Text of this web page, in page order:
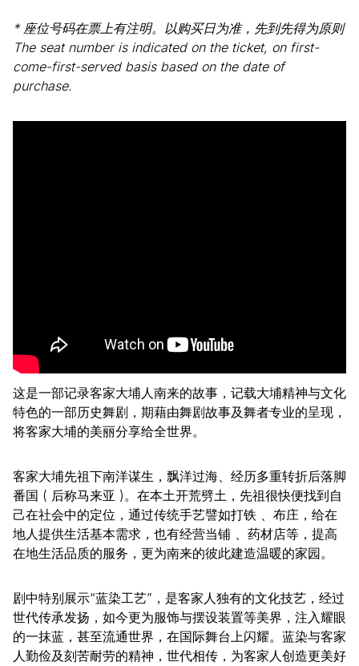
* 座位号码在票上有注明。以购买日为准，先到先得为原则
The seat number is indicated on the ticket, on first-
come-first-served basis based on the date of
purchase.
这是一部记录客家大埔人南来的故事，记载大埔精神与文化
特色的一部历史舞剧，期藉由舞剧故事及舞者专业的呈现，
将客家大埔的美丽分享给全世界。
客家大埔先祖下南洋谋生，飘洋过海、经历多重转折后落脚
番国 ( 后称马来亚 )。在本土开荒劈土，先祖很快便找到自
己在社会中的定位，通过传统手艺譬如打铁 、布庄，给在
地人提供生活基本需求，也有经营当铺 、药材店等，提高
在地生活品质的服务，更为南来的彼此建造温暖的家园。
剧中特别展示“蓝染工艺”，是客家人独有的文化技艺，经过
世代传承发扬，如今更为服饰与摆设装置等美界，注入耀眼
的一抹蓝，甚至流通世界，在国际舞台上闪耀。蓝染与客家
人勤俭及刻苦耐劳的精神，世代相传，为客家人创造更美好